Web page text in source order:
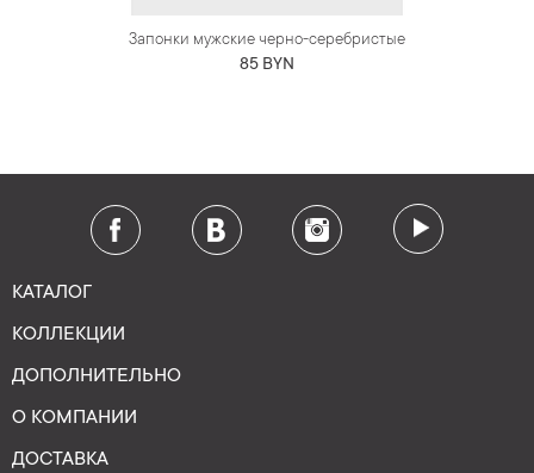
Запонки мужские черно-серебристые
85 BYN
КАТАЛОГ
КОЛЛЕКЦИИ
ДОПОЛНИТЕЛЬНО
О КОМПАНИИ
ДОСТАВКА